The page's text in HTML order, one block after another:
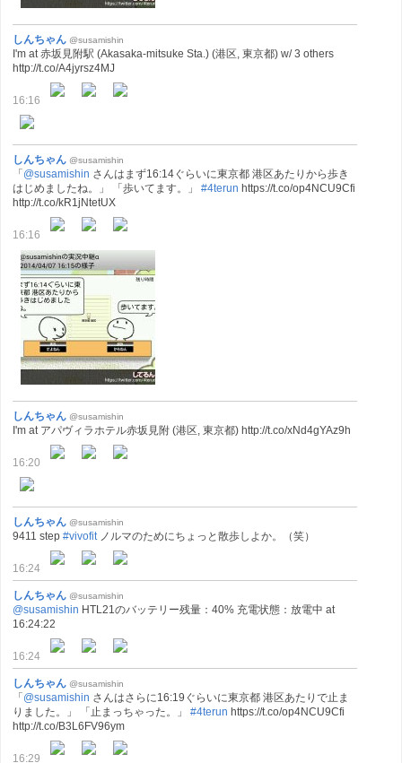
しんちゃん @susamishin
I'm at 赤坂見附駅 (Akasaka-mitsuke Sta.) (港区, 東京都) w/ 3 others
http://t.co/A4jyrsz4MJ
16:16
しんちゃん @susamishin
「@susamishin さんはまず16:14ぐらいに東京都 港区あたりから歩き
はじめましたね。」 「歩いてます。」 #4terun https://t.co/op4NCU9Cfi
http://t.co/kR1jNtetUX
16:16
しんちゃん @susamishin
I'm at アパヴィラホテル赤坂見附 (港区, 東京都) http://t.co/xNd4gYAz9h
16:20
しんちゃん @susamishin
9411 step #vivofitノルマのためにちょっと散歩しよか。（笑）
16:24
しんちゃん @susamishin
@susamishin HTL21のバッテリー残量：40% 充電状態：放電中 at
16:24:22
16:24
しんちゃん @susamishin
「@susamishin さんはさらに16:19ぐらいに東京都 港区あたりで止ま
りました。」 「止まっちゃった。」 #4terun https://t.co/op4NCU9Cfi
http://t.co/B3L6FV96ym
16:29